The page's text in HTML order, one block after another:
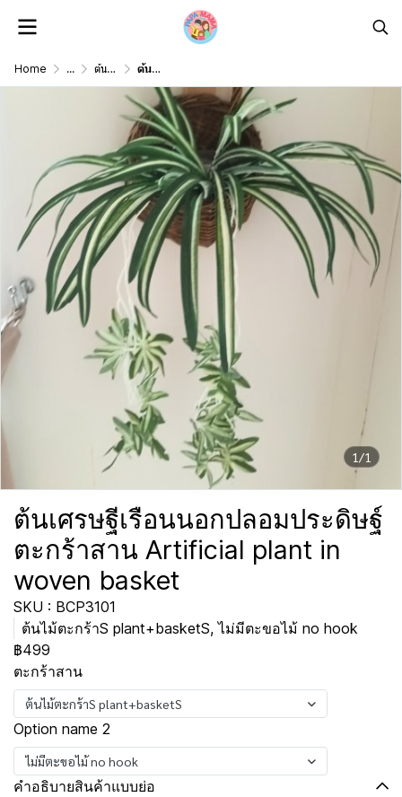
Home ... ต้นไม้ดอกไม้เลื้อยปลอม Artificial vine plant/ flower ต้นเศรษฐีเรือนนอกปลอมประดิษฐ์ตะกร้าสาน Artificial plant in woven basket
1/1
ต้นเศรษฐีเรือนนอกปลอมประดิษฐ์
ตะกร้าสาน Artificial plant in
woven basket
SKU : BCP3101
ต้นไม้ตะกร้าS plant+basketS, ไม่มีตะขอไม้ no hook
฿499
ตะกร้าสาน
ต้นไม้ตะกร้าS plant+basketS
Option name 2
ไม่มีตะขอไม้ no hook
คำอธิบายสินค้าแบบย่อ